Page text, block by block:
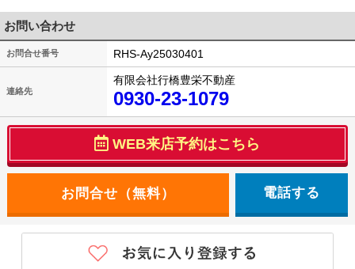
お問い合わせ
お問合せ番号 RHS-Ay25030401
連絡先
有限会社行橋豊栄不動産
0930-23-1079
WEB来店予約はこちら
電話する